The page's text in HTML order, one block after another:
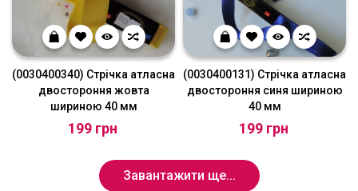
(0030400340) Стрічка атласна
двостороння жовта
шириною 40 мм
199 грн
(0030400131) Стрічка атласна
двостороння синя шириною
40 мм
199 грн
Завантажити ще...